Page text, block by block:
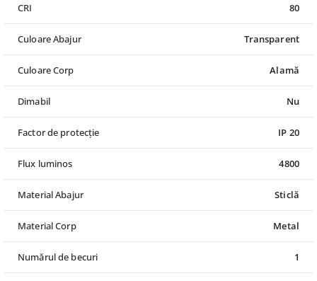
CRI 80
Culoare Abajur Transparent
Culoare Corp Alamă
Dimabil Nu
Factor de protecție IP 20
Flux luminos 4800
Material Abajur Sticlă
Material Corp Metal
Numărul de becuri 1